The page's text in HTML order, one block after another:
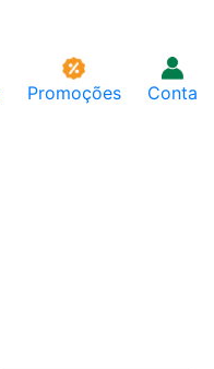
Promoções
Conta